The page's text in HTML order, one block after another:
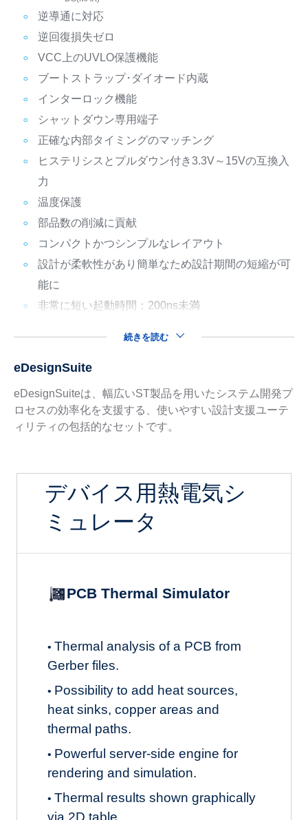
逆導通に対応
逆回復損失ゼロ
VCC上のUVLO保護機能
ブートストラップ･ダイオード内蔵
インターロック機能
シャットダウン専用端子
正確な内部タイミングのマッチング
ヒステリシスとプルダウン付き3.3V～15Vの互換入
力
温度保護
部品数の削減に貢献
コンパクトかつシンプルなレイアウト
設計が柔軟性があり簡単なため設計期間の短縮が可
能に
非常に短い起動時間：200ns未満
続きを読む
eDesignSuite
eDesignSuiteは、幅広いST製品を用いたシステム開発プ
ロセスの効率化を支援する、使いやすい設計支援ユーテ
ィリティの包括的なセットです。
デバイス用熱電気シ
ミュレータ
PCB Thermal Simulator
• Thermal analysis of a PCB from
Gerber files.
• Possibility to add heat sources,
heat sinks, copper areas and
thermal paths.
• Powerful server-side engine for
rendering and simulation.
• Thermal results shown graphically
via 2D table.